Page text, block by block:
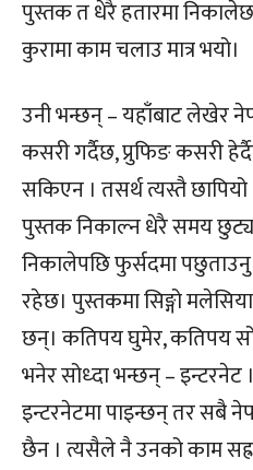
पुस्तक त धेरै हतारमा
कुरामा काम चलाउ मात्र भयो।
उनी भन्छन् – यहाँबाट लेखेर
कसरी गर्दैछ, प्रुफिङ कसरी
सकिएन । तसर्थ त्यस्तै
पुस्तक निकाल्न धेरै समय
निकालेपछि फुर्सदमा
रहेछ। पुस्तकमा सिङ्गो
छन्। कतिपय घुमेर, कतिपय
भनेर सोध्दा भन्छन् –
इन्टरनेटमा पाइन्छन् तर सबै
छैन । त्यसैले नै उनको काम